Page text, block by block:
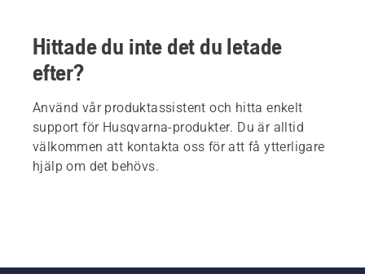
Hittade du inte det du letade
efter?
Använd vår produktassistent och hitta enkelt
support för Husqvarna-produkter. Du är alltid
välkommen att kontakta oss för att få ytterligare
hjälp om det behövs.